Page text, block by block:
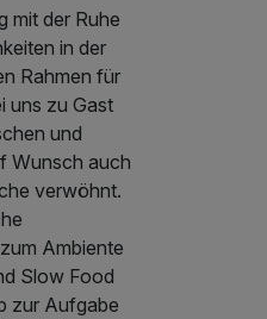
mit der Ruhe
in der
Rahmen für
uns zu Gast
und
Wunsch auch
verwöhnt.
Ambiente
Slow Food
zur Aufgabe